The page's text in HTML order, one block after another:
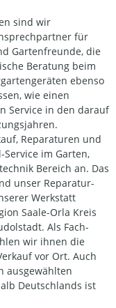
sind wir
für
Gartenfreunde, die
Beratung beim
ebenso
wie einen
Service in den darauf
Reparaturen und
im Garten,
Bereich an. Das
unser Reparatur-
Werkstatt
Saale-Orla Kreis
Als Fach-
wir ihnen die
vor Ort. Auch
ausgewählten
Deutschlands ist